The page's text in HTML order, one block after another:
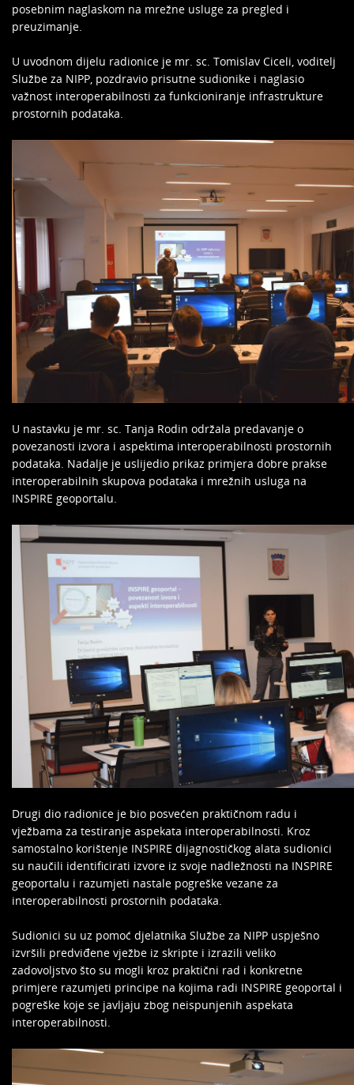
posebnim naglaskom na mrežne usluge za pregled i
preuzimanje.
U uvodnom dijelu radionice je mr. sc. Tomislav Ciceli, voditelj
Službe za NIPP, pozdravio prisutne sudionike i naglasio
važnost interoperabilnosti za funkcioniranje infrastrukture
prostornih podataka.
U nastavku je mr. sc. Tanja Rodin održala predavanje o
povezanosti izvora i aspektima interoperabilnosti prostornih
podataka. Nadalje je uslijedio prikaz primjera dobre prakse
interoperabilnih skupova podataka i mrežnih usluga na
INSPIRE geoportalu.
Drugi dio radionice je bio posvećen praktičnom radu i
vježbama za testiranje aspekata interoperabilnosti. Kroz
samostalno korištenje INSPIRE dijagnostičkog alata sudionici
su naučili identificirati izvore iz svoje nadležnosti na INSPIRE
geoportalu i razumjeti nastale pogreške vezane za
interoperabilnosti prostornih podataka.
Sudionici su uz pomoć djelatnika Službe za NIPP uspješno
izvršili predviđene vježbe iz skripte i izrazili veliko
zadovoljstvo što su mogli kroz praktični rad i konkretne
primjere razumjeti principe na kojima radi INSPIRE geoportal i
pogreške koje se javljaju zbog neispunjenih aspekata
interoperabilnosti.